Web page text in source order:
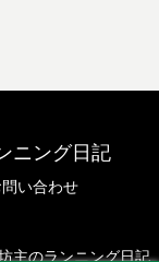
ニング日記
問い合わせ
主のランニング日記